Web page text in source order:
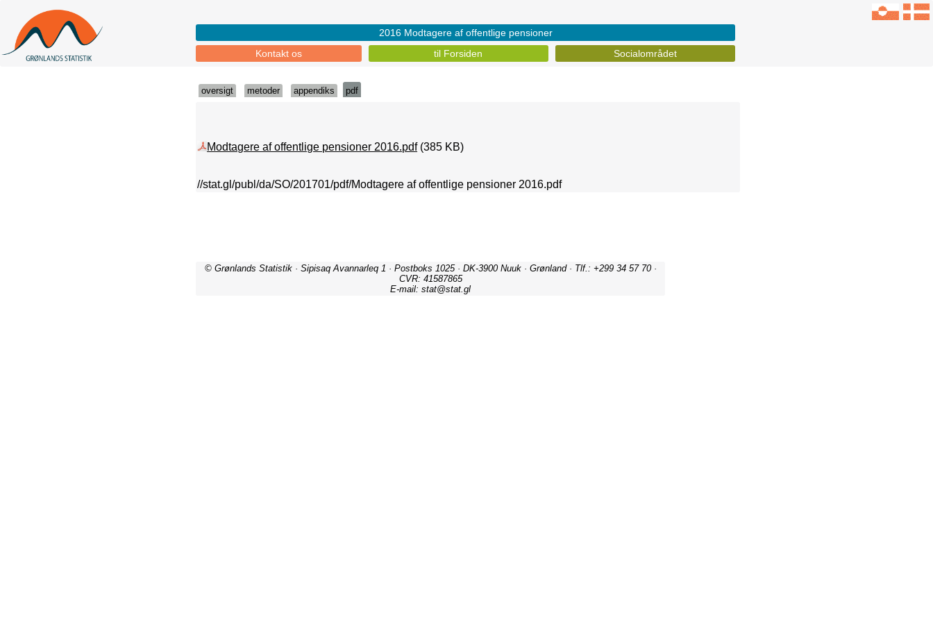
Kontakt os til Forsiden Socialområdet
2016 Modtagere af offentlige pensioner
oversigt metoder appendiks pdf
Modtagere af offentlige pensioner 2016.pdf(385 KB)
//stat.gl/publ/da/SO/201701/pdf/Modtagere af offentlige pensioner 2016.pdf
© Grønlands Statistik · Sipisaq Avannarleq 1 · Postboks 1025 · DK-3900 Nuuk · Grønland · Tlf.: +299 34 57 70 ·
CVR: 41587865
E-mail: stat@stat.gl